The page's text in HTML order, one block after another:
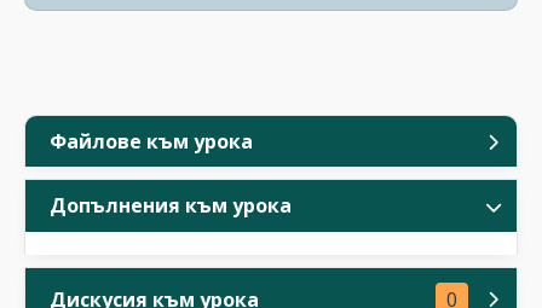
Файлове към урока
Допълнения към урока
Дискусия към урока 0